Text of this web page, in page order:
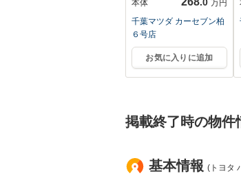
本体
万円
千葉マツダ カーセブン柏
６号店
お気に入りに追加
掲載終了時の物件
基本情報 (トヨタ